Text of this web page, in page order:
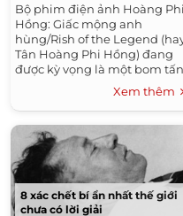
Bộ phim điện ảnh Hoàng Phi
Hồng: Giấc mộng anh
hùng/Rish of the Legend
Tân Hoàng Phi Hồng) đang
được kỳ vọng là một bom tấn
lớn của điện ảnh Hoa ngữ
cuối năm 2014. Phim có kinh
phí lên đến...
Xem thêm
8 xác chết bí ẩn nhất thế giới
chưa có lời giải